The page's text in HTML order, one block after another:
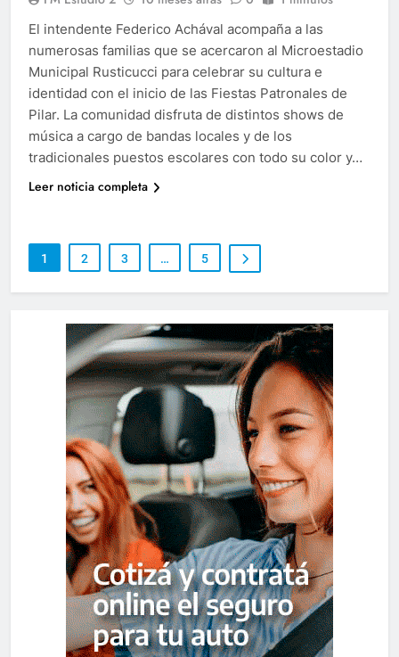
El intendente Federico Achával acompaña a las
numerosas familias que se acercaron al Microestadio
Municipal Rusticucci para celebrar su cultura e
identidad con el inicio de las Fiestas Patronales de
Pilar. La comunidad disfruta de distintos shows de
música a cargo de bandas locales y de los
tradicionales puestos escolares con todo su color y…
Leer noticia completa
1 2 3 … 5